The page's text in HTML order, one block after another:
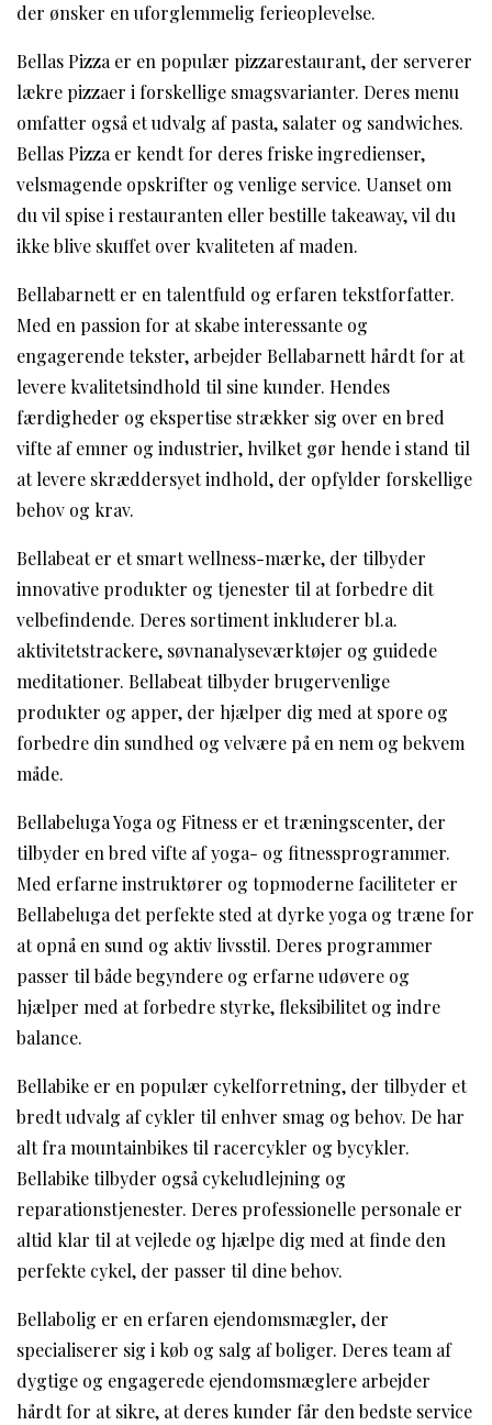
der ønsker en uforglemmelig ferieoplevelse.
Bellas Pizza er en populær pizzarestaurant, der serverer
lækre pizzaer i forskellige smagsvarianter. Deres menu
omfatter også et udvalg af pasta, salater og sandwiches.
Bellas Pizza er kendt for deres friske ingredienser,
velsmagende opskrifter og venlige service. Uanset om
du vil spise i restauranten eller bestille takeaway, vil du
ikke blive skuffet over kvaliteten af ​​maden.
Bellabarnett er en talentfuld og erfaren tekstforfatter.
Med en passion for at skabe interessante og
engagerende tekster, arbejder Bellabarnett hårdt for at
levere kvalitetsindhold til sine kunder. Hendes
færdigheder og ekspertise strækker sig over en bred
vifte af emner og industrier, hvilket gør hende i stand til
at levere skræddersyet indhold, der opfylder forskellige
behov og krav.
Bellabeat er et smart wellness-mærke, der tilbyder
innovative produkter og tjenester til at forbedre dit
velbefindende. Deres sortiment inkluderer bl.a.
aktivitetstrackere, søvnanalyseværktøjer og guidede
meditationer. Bellabeat tilbyder brugervenlige
produkter og apper, der hjælper dig med at spore og
forbedre din sundhed og velvære på en nem og bekvem
måde.
Bellabeluga Yoga og Fitness er et træningscenter, der
tilbyder en bred vifte af yoga- og fitnessprogrammer.
Med erfarne instruktører og topmoderne faciliteter er
Bellabeluga det perfekte sted at dyrke yoga og træne for
at opnå en sund og aktiv livsstil. Deres programmer
passer til både begyndere og erfarne udøvere og
hjælper med at forbedre styrke, fleksibilitet og indre
balance.
Bellabike er en populær cykelforretning, der tilbyder et
bredt udvalg af cykler til enhver smag og behov. De har
alt fra mountainbikes til racercykler og bycykler.
Bellabike tilbyder også cykeludlejning og
reparationstjenester. Deres professionelle personale er
altid klar til at vejlede og hjælpe dig med at finde den
perfekte cykel, der passer til dine behov.
Bellabolig er en erfaren ejendomsmægler, der
specialiserer sig i køb og salg af boliger. Deres team af
dygtige og engagerede ejendomsmæglere arbejder
hårdt for at sikre, at deres kunder får den bedste service